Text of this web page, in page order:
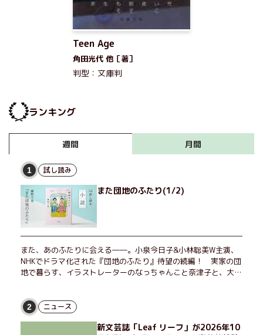
Teen Age
角田光代 他［著］
判型：文庫判
ランキング
週間 月間
1 試し読み
また団地のふたり(1/2)
また、あのふたりに会える――。小泉今日子&小林聡美W主演、
NHKでドラマ化された『団地のふたり』待望の続編！ 実家の団
地で暮らす、イラストレーターのなっちゃんこと奈津子と、大学
げたり、部屋でふたりだけの「台湾映画祭」を催したり。50代
独身、幼なじみの変わらぬ友情とささやかな幸せの日々を描く。
2 ニュース
新文芸誌「Leaf リーフ」が2026年10